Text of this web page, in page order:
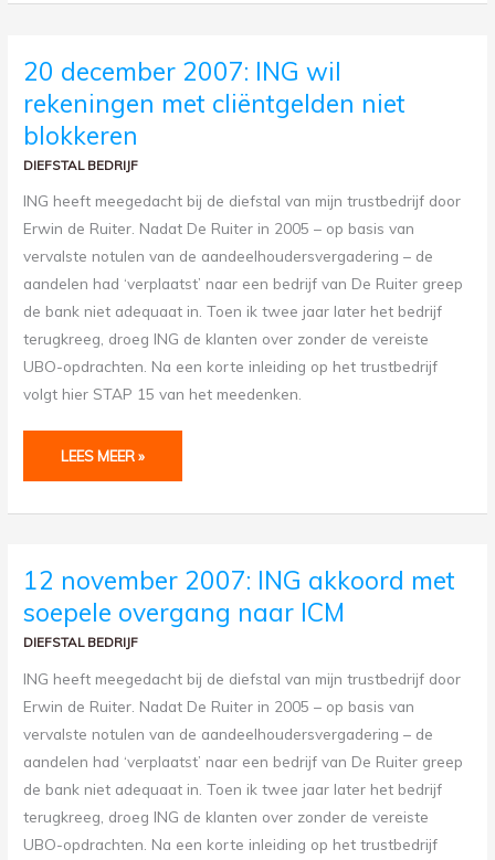
20 december 2007: ING wil
rekeningen met cliëntgelden niet
blokkeren
DIEFSTAL BEDRIJF
ING heeft meegedacht bij de diefstal van mijn trustbedrijf door
Erwin de Ruiter. Nadat De Ruiter in 2005 – op basis van
vervalste notulen van de aandeelhoudersvergadering – de
aandelen had ‘verplaatst’ naar een bedrijf van De Ruiter greep
de bank niet adequaat in. Toen ik twee jaar later het bedrijf
terugkreeg, droeg ING de klanten over zonder de vereiste
UBO-opdrachten. Na een korte inleiding op het trustbedrijf
volgt hier STAP 15 van het meedenken.
20
DECEMBER
ING
WIL
REKENINGEN
MET
NIET
LEES MEER »
12 november 2007: ING akkoord met
soepele overgang naar ICM
DIEFSTAL BEDRIJF
ING heeft meegedacht bij de diefstal van mijn trustbedrijf door
Erwin de Ruiter. Nadat De Ruiter in 2005 – op basis van
vervalste notulen van de aandeelhoudersvergadering – de
aandelen had ‘verplaatst’ naar een bedrijf van De Ruiter greep
de bank niet adequaat in. Toen ik twee jaar later het bedrijf
terugkreeg, droeg ING de klanten over zonder de vereiste
UBO-opdrachten. Na een korte inleiding op het trustbedrijf
NOVEMBER
ING
AKKOORD
MET
SOEPELE
NAAR
ICM